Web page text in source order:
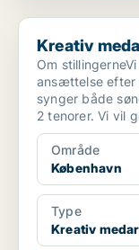
Kreativ
Kreativ
Om
ansættelse efter
synger både
2 tenorer. Vi vil
Område
København
Type
Kreativ